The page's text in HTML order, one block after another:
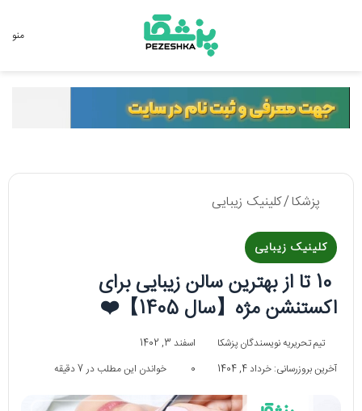
منو
پزشکا/کلینیک زیبایی
کلینیک زیبایی
10 تا از بهترین سالن زیبایی برای
اکستنشن مژه【سال 1405】❤️
تیم تحریریه نویسندگان پزشکا
اسفند 3, 1402
آخرین بروزرسانی: خرداد 4, 1404
0 خواندن این مطلب در 7 دقیقه